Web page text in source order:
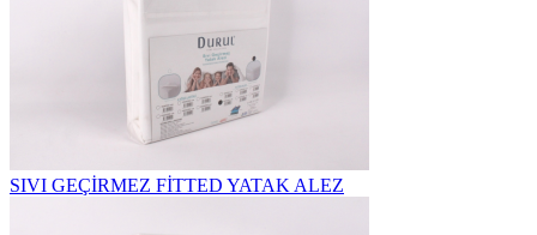
SIVI GEÇİRMEZ FİTTED YATAK ALEZ